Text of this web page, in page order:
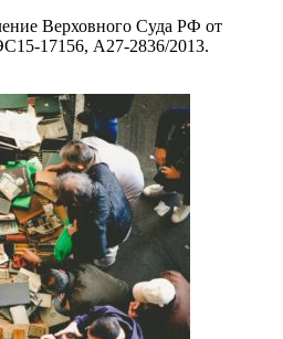
Верховного Суда РФ от
17156, А27-2836/2013.